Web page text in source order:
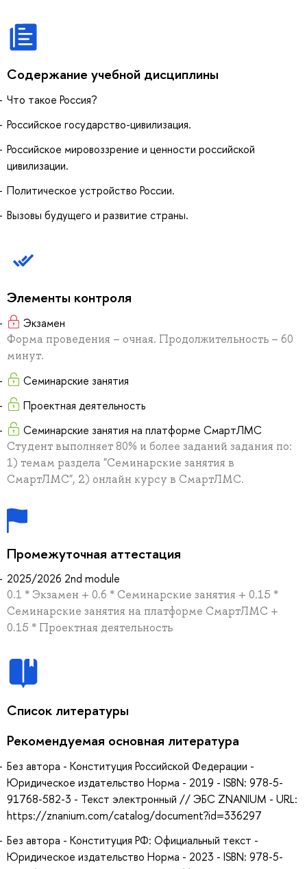
Содержание учебной дисциплины
Что такое Россия?
Российское государство-цивилизация.
Российское мировоззрение и ценности российской
цивилизации.
Политическое устройство России.
Вызовы будущего и развитие страны.
Элементы контроля
Экзамен
Форма проведения – очная. Продолжительность – 60
минут.
Семинарские занятия
Проектная деятельность
Семинарские занятия на платформе СмартЛМС
Студент выполняет 80% и более заданий задания по:
1) темам раздела "Семинарские занятия в
СмартЛМС", 2) онлайн курсу в СмартЛМС.
Промежуточная аттестация
2025/2026 2nd module
0.1 * Экзамен + 0.6 * Семинарские занятия + 0.15 *
Семинарские занятия на платформе СмартЛМС +
0.15 * Проектная деятельность
Список литературы
Рекомендуемая основная литература
Без автора - Конституция Российской Федерации -
Юридическое издательство Норма - 2019 - ISBN: 978-5-
91768-582-3 - Текст электронный // ЭБС ZNANIUM - URL:
https://znanium.com/catalog/document?id=336297
Без автора - Конституция РФ: Официальный текст -
Юридическое издательство Норма - 2023 - ISBN: 978-5-